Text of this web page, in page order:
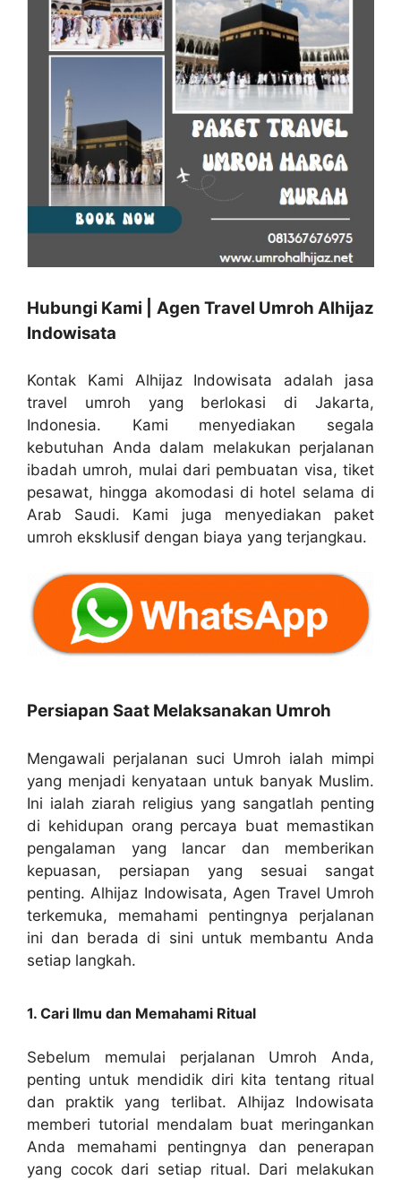
Hubungi Kami | Agen Travel Umroh Alhijaz
Indowisata
Kontak Kami Alhijaz Indowisata adalah jasa
travel umroh yang berlokasi di Jakarta,
Indonesia. Kami menyediakan segala
kebutuhan Anda dalam melakukan perjalanan
ibadah umroh, mulai dari pembuatan visa, tiket
pesawat, hingga akomodasi di hotel selama di
Arab Saudi. Kami juga menyediakan paket
umroh eksklusif dengan biaya yang terjangkau.
Persiapan Saat Melaksanakan Umroh
Mengawali perjalanan suci Umroh ialah mimpi
yang menjadi kenyataan untuk banyak Muslim.
Ini ialah ziarah religius yang sangatlah penting
di kehidupan orang percaya buat memastikan
pengalaman yang lancar dan memberikan
kepuasan, persiapan yang sesuai sangat
penting. Alhijaz Indowisata, Agen Travel Umroh
terkemuka, memahami pentingnya perjalanan
ini dan berada di sini untuk membantu Anda
setiap langkah.
1. Cari Ilmu dan Memahami Ritual
Sebelum memulai perjalanan Umroh Anda,
penting untuk mendidik diri kita tentang ritual
dan praktik yang terlibat. Alhijaz Indowisata
memberi tutorial mendalam buat meringankan
Anda memahami pentingnya dan penerapan
yang cocok dari setiap ritual. Dari melakukan